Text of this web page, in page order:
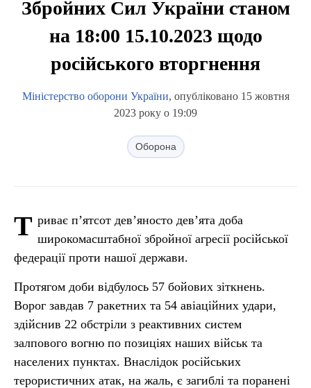
Збройних Сил України станом
на 18:00 15.10.2023 щодо
російського вторгнення
Міністерство оборони України, опубліковано 15 жовтня
2023 року о 19:09
Оборона
Т риває п’ятсот дев’яносто дев’ята доба
широкомасштабної збройної агресії російської
федерації проти нашої держави.
Протягом доби відбулось 57 бойових зіткнень.
Ворог завдав 7 ракетних та 54 авіаційних удари,
здійснив 22 обстріли з реактивних систем
залпового вогню по позиціях наших військ та
населених пунктах. Внаслідок російських
терористичних атак, на жаль, є загиблі та поранені